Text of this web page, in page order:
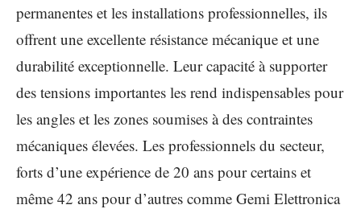
permanentes et les installations professionnelles, ils
offrent une excellente résistance mécanique et une
durabilité exceptionnelle. Leur capacité à supporter
des tensions importantes les rend indispensables pour
les angles et les zones soumises à des contraintes
mécaniques élevées. Les professionnels du secteur,
forts d’une expérience de 20 ans pour certains et
même 42 ans pour d’autres comme Gemi Elettronica